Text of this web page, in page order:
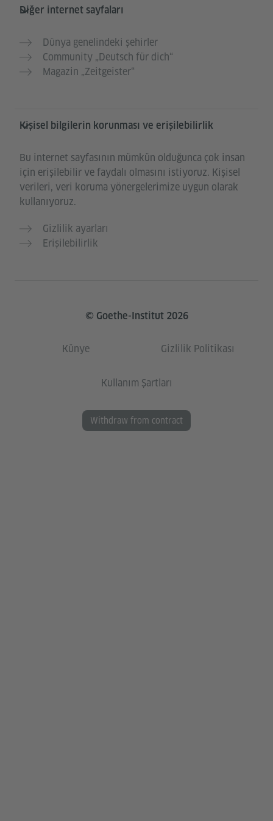
Diğer internet sayfaları
Dünya genelindeki şehirler
Community „Deutsch für dich“
Magazin „Zeitgeister“
Kişisel bilgilerin korunması ve erişilebilirlik
Bu internet sayfasının mümkün olduğunca çok insan
için erişilebilir ve faydalı olmasını istiyoruz. Kişisel
verileri, veri koruma yönergelerimize uygun olarak
kullanıyoruz.
Gizlilik ayarları
Erişilebilirlik
© Goethe-Institut 2026
Künye Gizlilik Politikası
Kullanım Şartları
Withdraw from contract